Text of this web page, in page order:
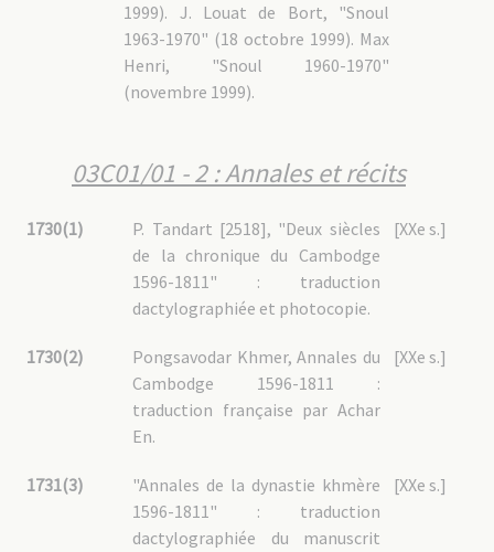
1999). J. Louat de Bort, "Snoul
1963-1970" (18 octobre 1999). Max
Henri, "Snoul 1960-1970"
(novembre 1999).
03C01/01 - 2 : Annales et récits
1730(1) [XXe s.]
P. Tandart [2518], "Deux siècles
de la chronique du Cambodge
1596-1811" : traduction
dactylographiée et photocopie.
1730(2) [XXe s.]
Pongsavodar Khmer, Annales du
Cambodge 1596-1811 :
traduction française par Achar
En.
1731(3) [XXe s.]
"Annales de la dynastie khmère
1596-1811" : traduction
dactylographiée du manuscrit